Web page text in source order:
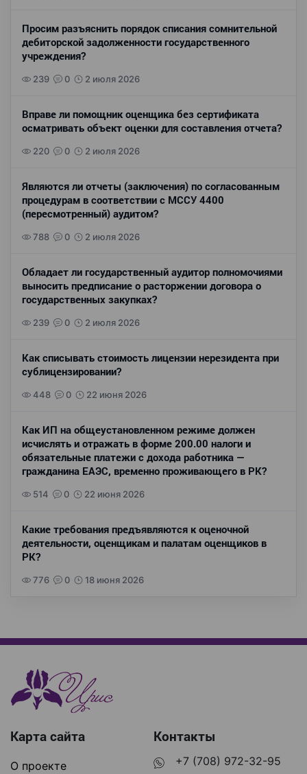
Просим разъяснить порядок списания сомнительной
дебиторской задолженности государственного
учреждения?
239 0 2 июля 2026
Вправе ли помощник оценщика без сертификата
осматривать объект оценки для составления отчета?
220 0 2 июля 2026
Являются ли отчеты (заключения) по согласованным
процедурам в соответствии с МССУ 4400
(пересмотренный) аудитом?
788 0 2 июля 2026
Обладает ли государственный аудитор полномочиями
выносить предписание о расторжении договора о
государственных закупках?
239 0 2 июля 2026
Как списывать стоимость лицензии нерезидента при
сублицензировании?
448 0 22 июня 2026
Как ИП на общеустановленном режиме должен
исчислять и отражать в форме 200.00 налоги и
обязательные платежи с дохода работника —
гражданина ЕАЭС, временно проживающего в РК?
514 0 22 июня 2026
Какие требования предъявляются к оценочной
деятельности, оценщикам и палатам оценщиков в
РК?
776 0 18 июня 2026
Карта сайта
О проекте
Контакты
+7 (708) 972-32-95